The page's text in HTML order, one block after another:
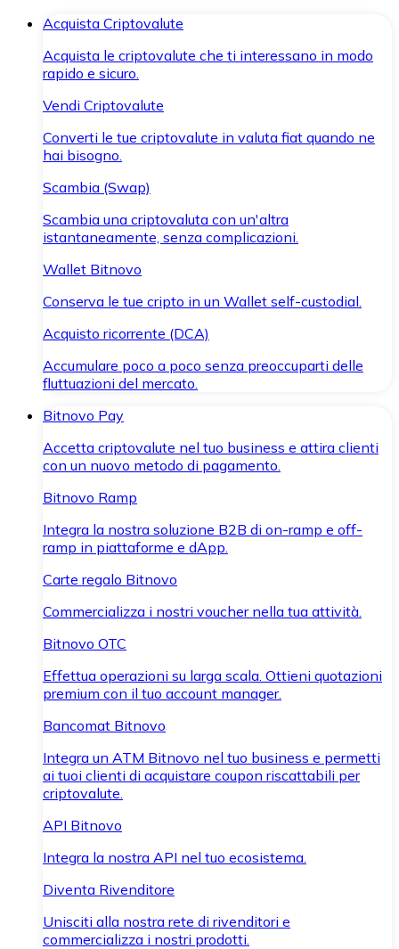
Acquista Criptovalute
Acquista le criptovalute che ti interessano in modo
rapido e sicuro.
Vendi Criptovalute
Converti le tue criptovalute in valuta fiat quando ne
hai bisogno.
Scambia (Swap)
Scambia una criptovaluta con un'altra
istantaneamente, senza complicazioni.
Wallet Bitnovo
Conserva le tue cripto in un Wallet self-custodial.
Acquisto ricorrente (DCA)
Accumulare poco a poco senza preoccuparti delle
fluttuazioni del mercato.
Bitnovo Pay
Accetta criptovalute nel tuo business e attira clienti
con un nuovo metodo di pagamento.
Bitnovo Ramp
Integra la nostra soluzione B2B di on-ramp e off-
ramp in piattaforme e dApp.
Carte regalo Bitnovo
Commercializza i nostri voucher nella tua attività.
Bitnovo OTC
Effettua operazioni su larga scala. Ottieni quotazioni
premium con il tuo account manager.
Bancomat Bitnovo
Integra un ATM Bitnovo nel tuo business e permetti
ai tuoi clienti di acquistare coupon riscattabili per
criptovalute.
API Bitnovo
Integra la nostra API nel tuo ecosistema.
Diventa Rivenditore
Unisciti alla nostra rete di rivenditori e
commercializza i nostri prodotti.